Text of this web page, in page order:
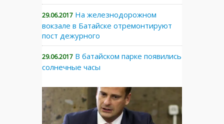
29.06.2017 На железнодорожном
вокзале в Батайске отремонтируют
пост дежурного
29.06.2017 В батайском парке появились
солнечные часы